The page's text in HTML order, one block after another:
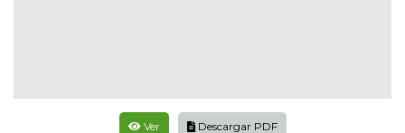
Ver Descargar PDF